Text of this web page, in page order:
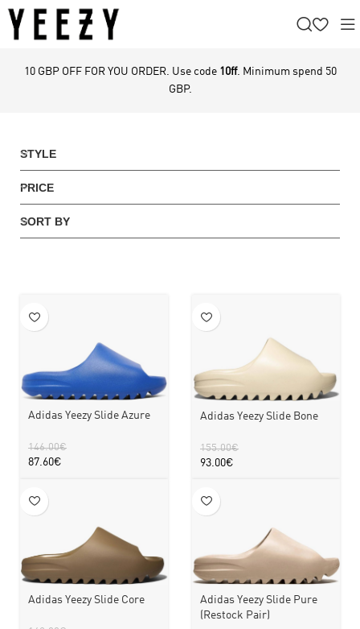
10 GBP OFF FOR YOU ORDER. Use code 10ff. Minimum spend 50
GBP.
STYLE
PRICE
SORT BY
Adidas Yeezy Slide Azure
146.00€
87.60€
Adidas Yeezy Slide Bone
155.00€
93.00€
Adidas Yeezy Slide Core
Adidas Yeezy Slide Pure
(Restock Pair)